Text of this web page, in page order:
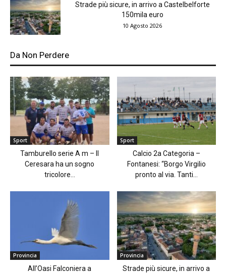
Strade più sicure, in arrivo a Castelbelforte
150mila euro
10 Agosto 2026
Da Non Perdere
Sport
Tamburello serie A m – Il
Ceresara ha un sogno
tricolore...
Sport
Calcio 2a Categoria –
Fontanesi: “Borgo Virgilio
pronto al via. Tanti...
Provincia
All’Oasi Falconiera a
Provincia
Strade più sicure, in arrivo a